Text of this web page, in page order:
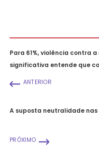
Para 61%, violência contra
significativa entende que
ANTERIOR
A suposta neutralidade nas
PRÓXIMO